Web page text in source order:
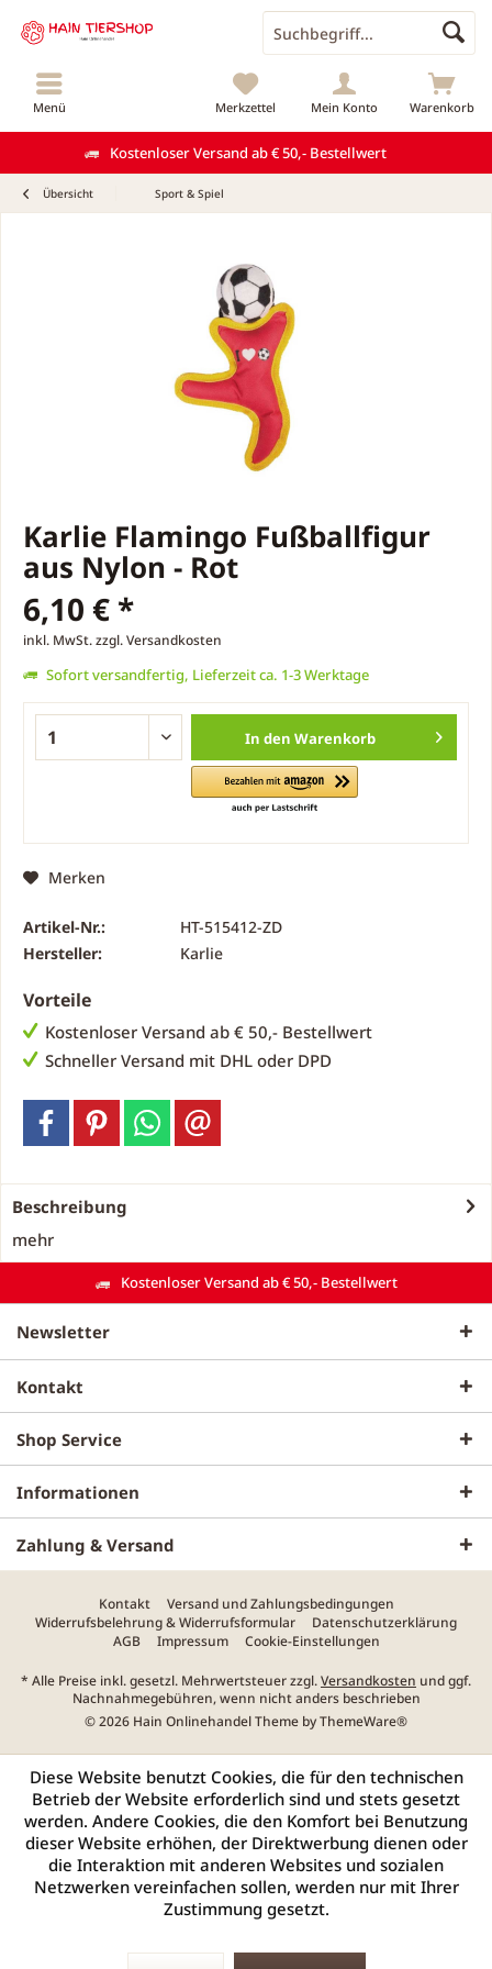
Kostenloser Versand ab € 50,- Bestellwert
Menü Warenkorb
Merkzettel Mein Konto
Übersicht Sport & Spiel
Karlie Flamingo Fußballfigur
aus Nylon - Rot
6,10 € *
inkl. MwSt.zzgl. Versandkosten
Sofort versandfertig, Lieferzeit ca. 1-3 Werktage
In den Warenkorb
Merken
Artikel-Nr.:
HT-515412-ZD
Hersteller:
Karlie
Vorteile
Kostenloser Versand ab € 50,- Bestellwert
Schneller Versand mit DHL oder DPD
Beschreibung
mehr
Kostenloser Versand ab € 50,- Bestellwert
Newsletter
Kontakt
Shop Service
Informationen
Zahlung & Versand
Kontakt
Versand und Zahlungsbedingungen
Widerrufsbelehrung & Widerrufsformular
Datenschutzerklärung
AGB
Impressum Cookie-Einstellungen
* Alle Preise inkl. gesetzl. Mehrwertsteuer zzgl.Versandkosten und ggf.
Nachnahmegebühren, wenn nicht anders beschrieben
© 2026 Hain Onlinehandel Theme byThemeWare®
Diese Website benutzt Cookies, die für den technischen
Betrieb der Website erforderlich sind und stets gesetzt
werden. Andere Cookies, die den Komfort bei Benutzung
dieser Website erhöhen, der Direktwerbung dienen oder
die Interaktion mit anderen Websites und sozialen
Netzwerken vereinfachen sollen, werden nur mit Ihrer
Zustimmung gesetzt.